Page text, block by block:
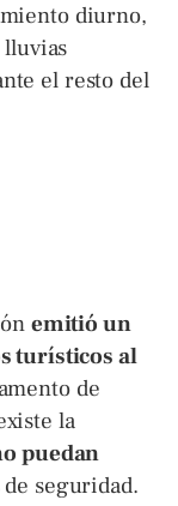
diurno,
lluvias
el resto del
emitió un
turísticos al
de
la
puedan
seguridad.